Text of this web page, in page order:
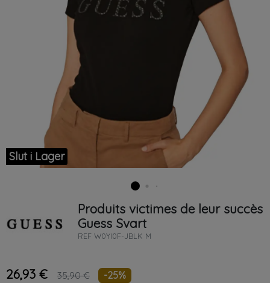
Slut i Lager
Produits victimes de leur succès
Guess Svart
REF W0YI0F-JBLK M
26,93 € 35,90 € -25%